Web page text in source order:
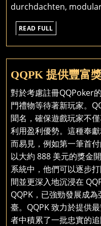
durchdachten,
READ FULL
FULL
QQPK 提供豐富
對於考慮註冊QQPoker
門禮物等待著新玩家。
聞名，確保遊戲玩家不
利用盈利優勢。這種奉
而易見，例如第一筆首
以大約 888 美元的獎金
系統中，他們可以逐步
間並更深入地沉浸在
QQPK，已強勁發展成
臺。QQPK 致力於提供
者中積累了一批忠實的